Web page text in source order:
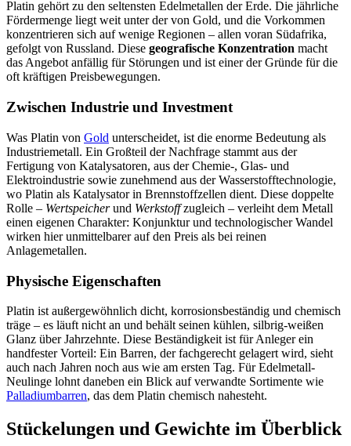
Platin gehört zu den seltensten Edelmetallen der Erde. Die jährliche
Fördermenge liegt weit unter der von Gold, und die Vorkommen
konzentrieren sich auf wenige Regionen – allen voran Südafrika,
gefolgt von Russland. Diese geografische Konzentration macht
das Angebot anfällig für Störungen und ist einer der Gründe für die
oft kräftigen Preisbewegungen.
Zwischen Industrie und Investment
Was Platin von Gold unterscheidet, ist die enorme Bedeutung als
Industriemetall. Ein Großteil der Nachfrage stammt aus der
Fertigung von Katalysatoren, aus der Chemie-, Glas- und
Elektroindustrie sowie zunehmend aus der Wasserstofftechnologie,
wo Platin als Katalysator in Brennstoffzellen dient. Diese doppelte
Rolle – Wertspeicherund Werkstoffzugleich – verleiht dem Metall
einen eigenen Charakter: Konjunktur und technologischer Wandel
wirken hier unmittelbarer auf den Preis als bei reinen
Anlagemetallen.
Physische Eigenschaften
Platin ist außergewöhnlich dicht, korrosionsbeständig und chemisch
träge – es läuft nicht an und behält seinen kühlen, silbrig-weißen
Glanz über Jahrzehnte. Diese Beständigkeit ist für Anleger ein
handfester Vorteil: Ein Barren, der fachgerecht gelagert wird, sieht
auch nach Jahren noch aus wie am ersten Tag. Für Edelmetall-
Neulinge lohnt daneben ein Blick auf verwandte Sortimente wie
Palladiumbarren, das dem Platin chemisch nahesteht.
Stückelungen und Gewichte im Überblick